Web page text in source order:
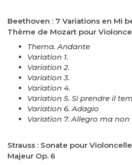
Beethoven : 7 Variations en Mi
Thème de Mozart pour
Thema. Andante
Variation 1.
Variation 2.
Variation 3.
Variation 4.
Variation 5. Si prendre il
Variation 6. Adagio
Variation 7. Allegro ma
Strauss : Sonate pour
Majeur Op. 6